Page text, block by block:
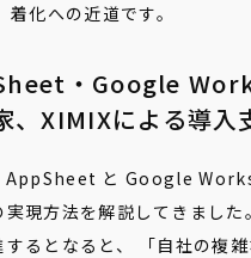
着化への近道です。
・Google
、XIMIXによる導入
AppSheet と Google
実現方法を解説してきました
するとなると、 「自社の複